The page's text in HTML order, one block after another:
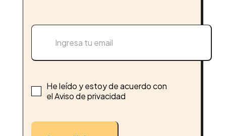
He leído y estoy de acuerdo con
el Aviso de privacidad